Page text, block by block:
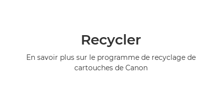
Recycler
En savoir plus sur le programme de recyclage de
cartouches de Canon